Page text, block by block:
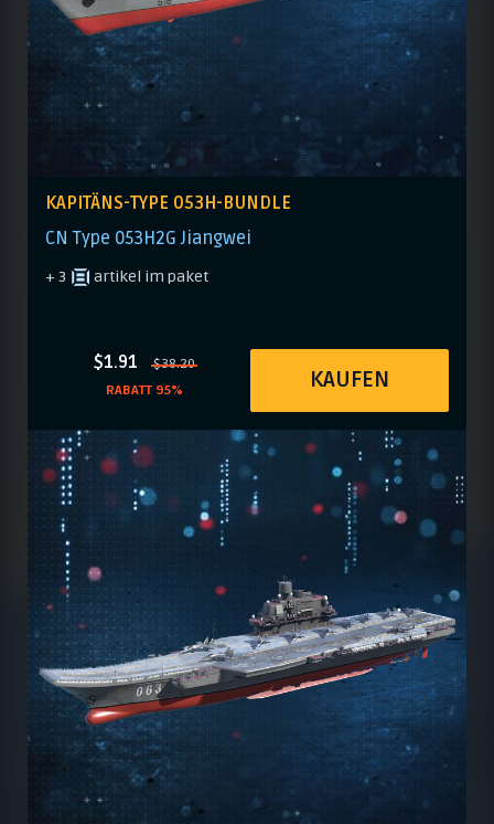
KAPITÄNS-TYPE 053H-BUNDLE
CN Type 053H2G Jiangwei
+ 3 artikel im paket
$1.91
$38.20
RABATT 95%
KAUFEN